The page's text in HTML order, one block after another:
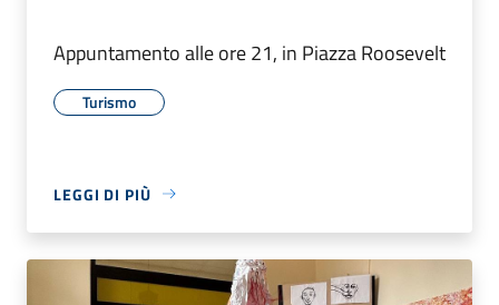
Appuntamento alle ore 21, in Piazza Roosevelt
Turismo
LEGGI DI PIÙ